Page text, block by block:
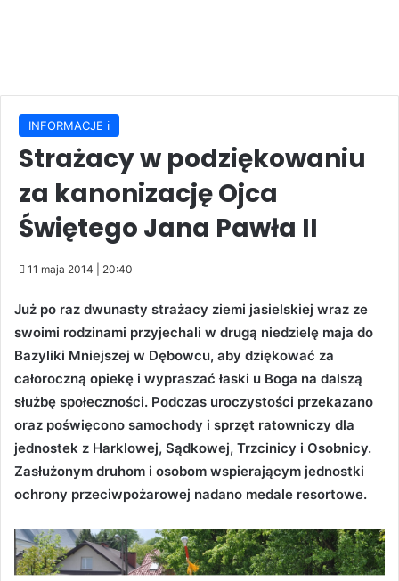
INFORMACJE ℹ️
Strażacy w podziękowaniu
za kanonizację Ojca
Świętego Jana Pawła II
11 maja 2014 | 20:40
Już po raz dwunasty strażacy ziemi jasielskiej wraz ze
swoimi rodzinami przyjechali w drugą niedzielę maja do
Bazyliki Mniejszej w Dębowcu, aby dziękować za
całoroczną opiekę i wypraszać łaski u Boga na dalszą
służbę społeczności. Podczas uroczystości przekazano
oraz poświęcono samochody i sprzęt ratowniczy dla
jednostek z Harklowej, Sądkowej, Trzcinicy i Osobnicy.
Zasłużonym druhom i osobom wspierającym jednostki
ochrony przeciwpożarowej nadano medale resortowe.